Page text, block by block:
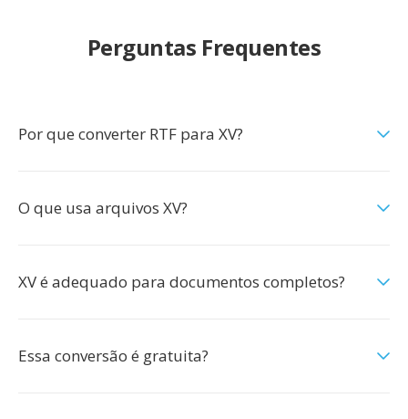
Perguntas Frequentes
Por que converter RTF para XV?
O que usa arquivos XV?
XV é adequado para documentos completos?
Essa conversão é gratuita?